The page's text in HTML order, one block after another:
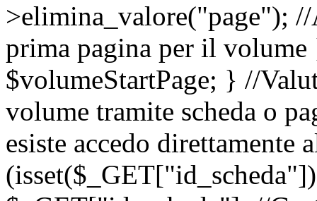
>elimina_valore("page");
prima pagina per il
$volumeStartPage; } //
volume tramite scheda o
esiste accedo direttamente